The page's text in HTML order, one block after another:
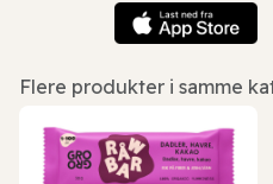
Flere produkter i samme